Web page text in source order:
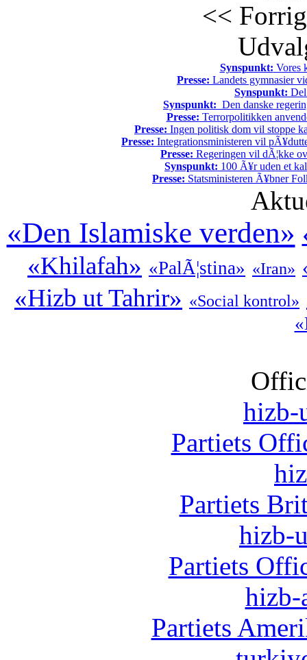
<<
Synspunkt: Vores
Presse: Landets gymnasier
Synspunkt:
Synspunkt: Den danske
Presse: Terrorpolitikken
Presse: Ingen politisk dom vil stoppe
Presse: Integrationsministeren vil
Presse: Regeringen vil dÃ¦kke
Synspunkt: 100 Ã¥r uden et
Presse: Statsministeren Ã¥bner
«Den Islamiske verden»
«Khilafah» «PalÃ¦stina» «Iran»
«Hizb ut Tahrir» «Social kontrol»
hizb-
Partiets
Partiets
hizb-
Partiets
hizb-
Partiets